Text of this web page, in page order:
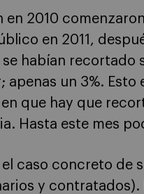
en 2010
en 2011,
habían recortado
apenas un 3%.
que hay que
Hasta este mes
el caso concreto de
y contratados).